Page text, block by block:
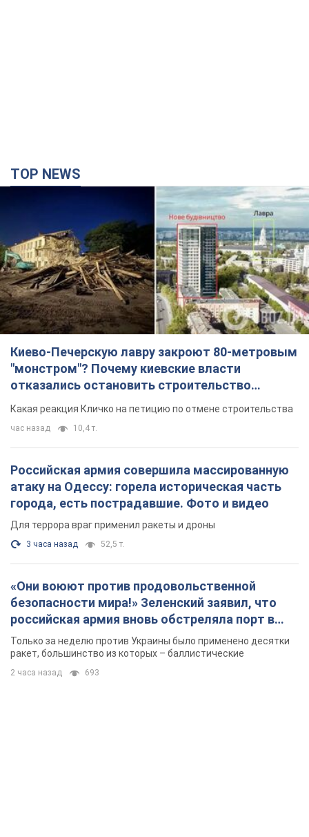
TOP NEWS
Киево-Печерскую лавру закроют 80-метровым
"монстром"? Почему киевские власти
отказались остановить строительство
небоскреба "московского верующего"
Какая реакция Кличко на петицию по отмене строительства
час назад 10,4 т.
Российская армия совершила массированную
атаку на Одессу: горела историческая часть
города, есть пострадавшие. Фото и видео
Для террора враг применил ракеты и дроны
3 часа назад 52,5 т.
«Они воюют против продовольственной
безопасности мира!» Зеленский заявил, что
российская армия вновь обстреляла порт в
Одессе
Только за неделю против Украины было применено десятки
ракет, большинство из которых – баллистические
2 часа назад 693